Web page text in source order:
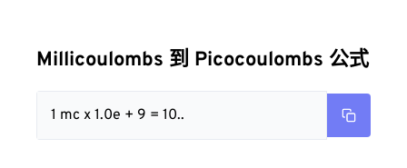
Millicoulombs 到 Picocoulombs 公式
1 mc x 1.0e + 9 = 10..